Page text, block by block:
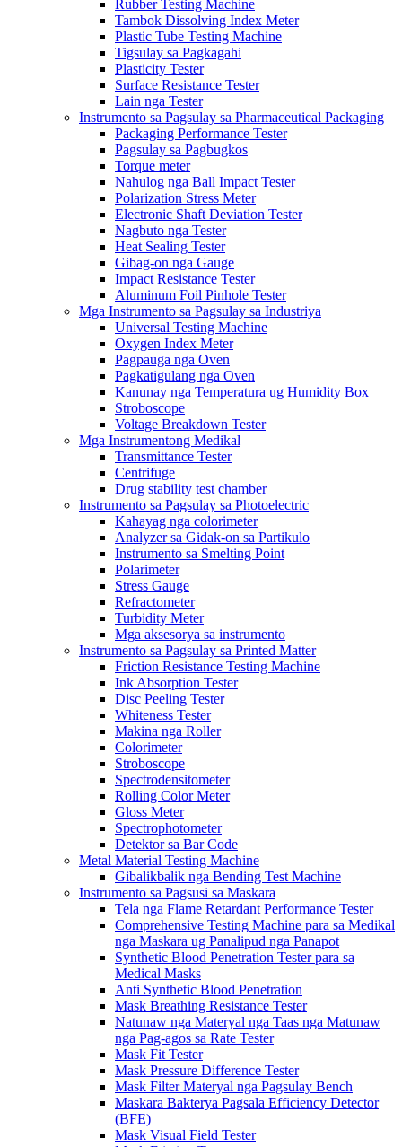
Rubber Testing Machine
Tambok Dissolving Index Meter
Plastic Tube Testing Machine
Tigsulay sa Pagkagahi
Plasticity Tester
Surface Resistance Tester
Lain nga Tester
Instrumento sa Pagsulay sa Pharmaceutical Packaging
Packaging Performance Tester
Pagsulay sa Pagbugkos
Torque meter
Nahulog nga Ball Impact Tester
Polarization Stress Meter
Electronic Shaft Deviation Tester
Nagbuto nga Tester
Heat Sealing Tester
Gibag-on nga Gauge
Impact Resistance Tester
Aluminum Foil Pinhole Tester
Mga Instrumento sa Pagsulay sa Industriya
Universal Testing Machine
Oxygen Index Meter
Pagpauga nga Oven
Pagkatigulang nga Oven
Kanunay nga Temperatura ug Humidity Box
Stroboscope
Voltage Breakdown Tester
Mga Instrumentong Medikal
Transmittance Tester
Centrifuge
Drug stability test chamber
Instrumento sa Pagsulay sa Photoelectric
Kahayag nga colorimeter
Analyzer sa Gidak-on sa Partikulo
Instrumento sa Smelting Point
Polarimeter
Stress Gauge
Refractometer
Turbidity Meter
Mga aksesorya sa instrumento
Instrumento sa Pagsulay sa Printed Matter
Friction Resistance Testing Machine
Ink Absorption Tester
Disc Peeling Tester
Whiteness Tester
Makina nga Roller
Colorimeter
Stroboscope
Spectrodensitometer
Rolling Color Meter
Gloss Meter
Spectrophotometer
Detektor sa Bar Code
Metal Material Testing Machine
Gibalikbalik nga Bending Test Machine
Instrumento sa Pagsusi sa Maskara
Tela nga Flame Retardant Performance Tester
Comprehensive Testing Machine para sa Medikal
nga Maskara ug Panalipud nga Panapot
Synthetic Blood Penetration Tester para sa
Medical Masks
Anti Synthetic Blood Penetration
Mask Breathing Resistance Tester
Natunaw nga Materyal nga Taas nga Matunaw
nga Pag-agos sa Rate Tester
Mask Fit Tester
Mask Pressure Difference Tester
Mask Filter Materyal nga Pagsulay Bench
Maskara Bakterya Pagsala Efficiency Detector
(BFE)
Mask Visual Field Tester